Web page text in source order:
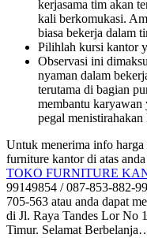
kerjasama tim akan
kali berkomukasi.
biasa bekerja dalam
Pilihlah kursi kantor
Observasi ini
nyaman dalam
terutama di bagian
membantu karyawan
pegal menistirahakan
Untuk menerima info
furniture kantor di atas
TOKO FURNITURE
99149854 / 087-853-882-
705-563 atau anda dapat
di Jl. Raya Tandes Lor No
Timur. Selamat